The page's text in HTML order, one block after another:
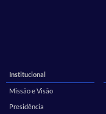
Institucional
Missão e Visão
Presidência